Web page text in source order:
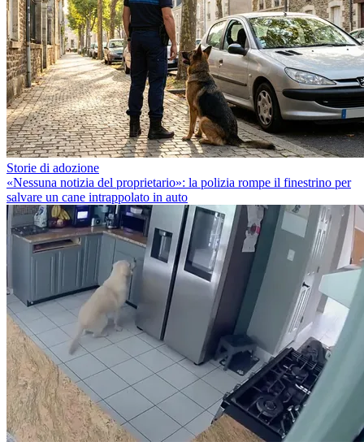
Storie di adozione
«Nessuna notizia del proprietario»: la polizia rompe il finestrino per
salvare un cane intrappolato in auto